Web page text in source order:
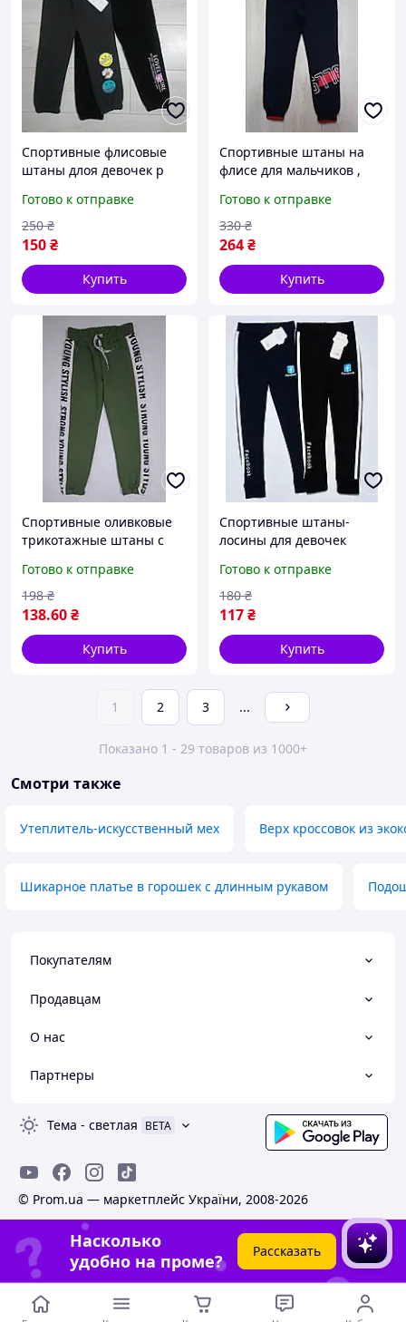
Спортивные флисовые
штаны длоя девочек р
Готово к отправке
150₴
250 ₴
Купить
Спортивные штаны на
флисе для мальчиков ,
надписью р 134
Готово к отправке
264₴
330 ₴
Купить
Спортивные оливковые
трикотажные штаны с
;116 ;122
Готово к отправке
138.60₴
198 ₴
Купить
Спортивные штаны-
лосины для девочек
лампасами р 128
Готово к отправке
117₴
180 ₴
Купить
1 2 3 ...
Показано 1 - 29 товаров из 1000+
Смотри также
Утеплитель-искусственный мех Верх кроссовок из
Шикарное платье в горошек с длинным рукавом
Покупателям
Продавцам
О нас
Партнеры
Тема - светлая BETA
© Prom.ua — маркетплейс України, 2008-2026
Насколько
удобно на проме?
Рассказать